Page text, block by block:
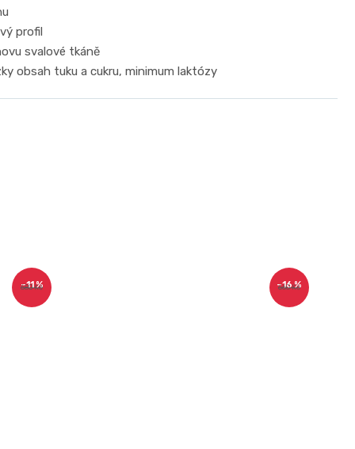
profil
svalové tkáně
obsah tuku a cukru, minimum laktózy
680 Kč
–11 % 660 Kč
–16 %